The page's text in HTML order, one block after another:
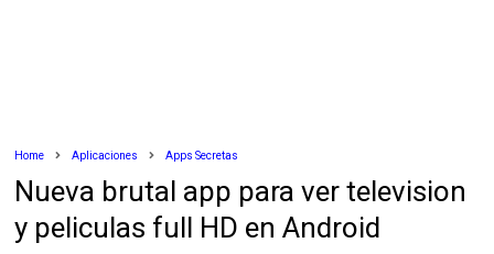
Home Aplicaciones Apps Secretas
Nueva brutal app para ver television
y peliculas full HD en Android